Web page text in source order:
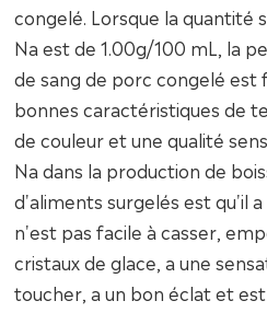
congelé. Lorsque la quantité
Na est de 1.00g/100 mL, la
de sang de porc congelé
bonnes caractéristiques de
de couleur et une qualité
Na dans la production de
d'aliments surgelés est qu'il
n'est pas facile à casser,
cristaux de glace, a une
toucher, a un bon éclat et est